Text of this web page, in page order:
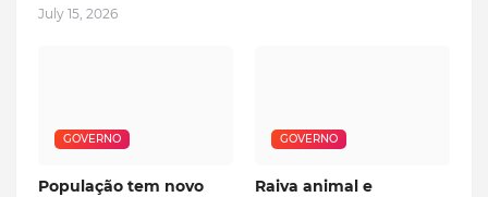
July 15, 2026
GOVERNO
População tem novo
GOVERNO
Raiva animal e